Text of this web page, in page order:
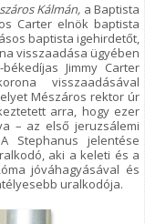
Kálmán, a Baptista
Carter elnök baptista
baptista igehirdetőt,
visszaadása ügyében
Jimmy Carter
visszaadásával
Mészáros rektor úr
arra, hogy ezer
– az első jeruzsálemi
Stephanus jelentése
aki a keleti és a
jóváhagyásával és
uralkodója.